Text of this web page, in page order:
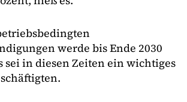
werde bis Ende 2030
sei in diesen Zeiten ein wichtiges